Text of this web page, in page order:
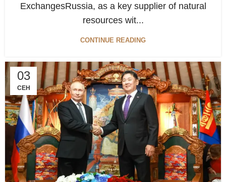
ExchangesRussia, as a key supplier of natural
resources wit...
CONTINUE READING
03
СЕН